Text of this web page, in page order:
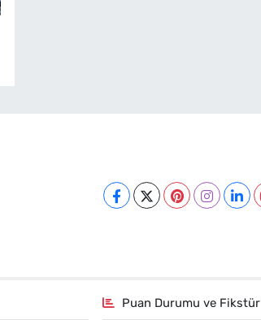
Puan Durumu ve Fikstür